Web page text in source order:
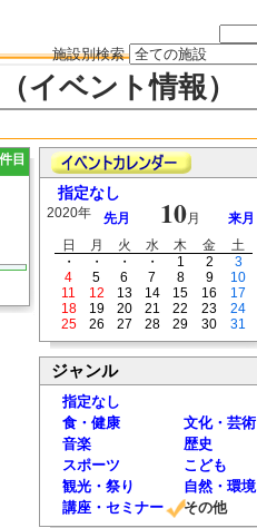
施設別検索
イベント情報）
目
指定なし
2020年 先月 10月
来月
日
月 火 水 木 金
土
・
・ ・ ・ 1 2
3
4
5 6 7 8 9
10
11
12 13 14 15 16
17
18
19 20 21 22 23
24
25
26 27 28 29 30 31
ジャンル
指定なし
食・健康
文化・芸術
音楽
歴史
スポーツ
こども
観光・祭り
自然・環境
講座・セミナー
その他